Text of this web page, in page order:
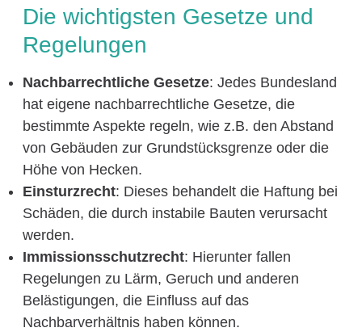
Die wichtigsten Gesetze und
Regelungen
Nachbarrechtliche Gesetze: Jedes Bundesland
hat eigene nachbarrechtliche Gesetze, die
bestimmte Aspekte regeln, wie z.B. den Abstand
von Gebäuden zur Grundstücksgrenze oder die
Höhe von Hecken.
Einsturzrecht: Dieses behandelt die Haftung bei
Schäden, die durch instabile Bauten verursacht
werden.
Immissionsschutzrecht: Hierunter fallen
Regelungen zu Lärm, Geruch und anderen
Belästigungen, die Einfluss auf das
Nachbarverhältnis haben können.